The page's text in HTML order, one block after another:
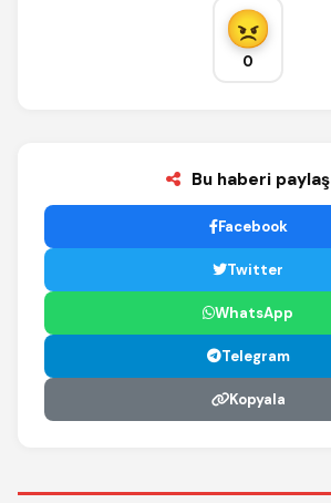
0
Bu haberi paylaş
Facebook
Twitter
WhatsApp
Telegram
Kopyala